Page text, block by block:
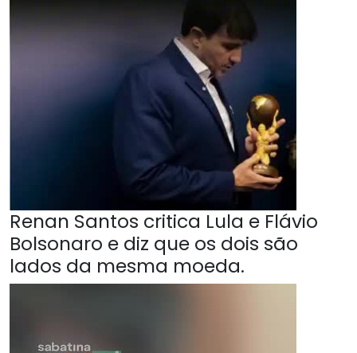
Renan Santos critica Lula e Flávio
Bolsonaro e diz que os dois são
lados da mesma moeda.